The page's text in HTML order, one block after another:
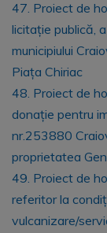
47. Proiect de
licitație publică,
municipiului
Piața Chiriac
48. Proiect de
donație pentru
nr.253880
proprietatea
49. Proiect de
referitor la
vulcanizare/